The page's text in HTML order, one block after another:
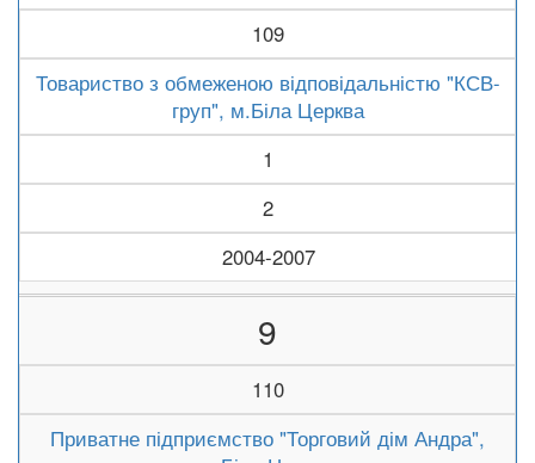
109
Товариство з обмеженою відповідальністю "КСВ-
груп", м.Біла Церква
1
2
2004-2007
9
110
Приватне підприємство "Торговий дім Андра",